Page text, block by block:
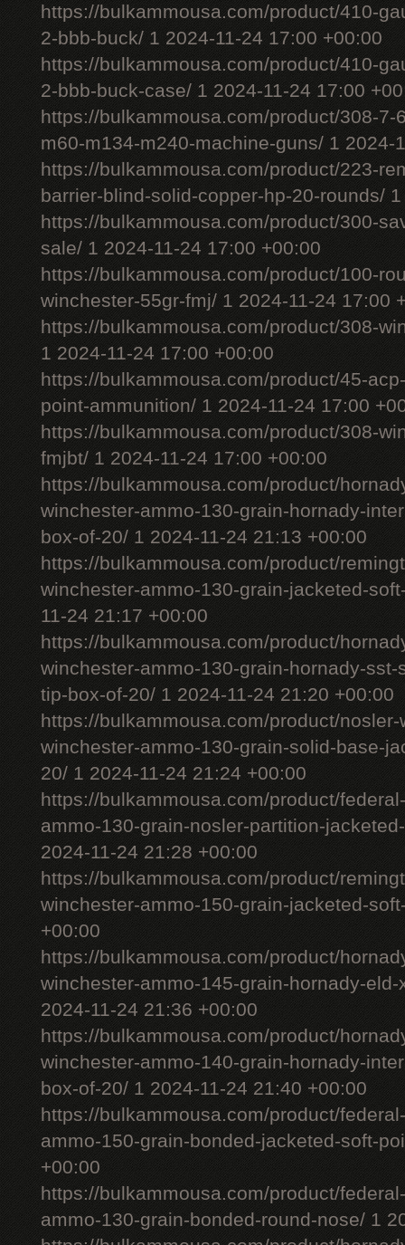
https://bulkammousa.com/product/410-
2-bbb-buck/ 1 2024-11-24 17:00 +00:00
https://bulkammousa.com/product/410-
2-bbb-buck-case/ 1 2024-11-24 17:00
https://bulkammousa.com/product/308-7-
m60-m134-m240-machine-guns/ 1 2024-
https://bulkammousa.com/product/223-
barrier-blind-solid-copper-hp-20-rounds/
https://bulkammousa.com/product/300-
sale/ 1 2024-11-24 17:00 +00:00
https://bulkammousa.com/product/100-
winchester-55gr-fmj/ 1 2024-11-24 17:00
https://bulkammousa.com/product/308-
1 2024-11-24 17:00 +00:00
https://bulkammousa.com/product/45-
point-ammunition/ 1 2024-11-24 17:00
https://bulkammousa.com/product/308-
fmjbt/ 1 2024-11-24 17:00 +00:00
https://bulkammousa.com/product/
winchester-ammo-130-grain-hornady-
box-of-20/ 1 2024-11-24 21:13 +00:00
https://bulkammousa.com/product/
winchester-ammo-130-grain-jacketed-
11-24 21:17 +00:00
https://bulkammousa.com/product/
winchester-ammo-130-grain-hornady-
tip-box-of-20/ 1 2024-11-24 21:20 +00:00
https://bulkammousa.com/product/
winchester-ammo-130-grain-solid-base-
20/ 1 2024-11-24 21:24 +00:00
https://bulkammousa.com/product/
ammo-130-grain-nosler-partition-
2024-11-24 21:28 +00:00
https://bulkammousa.com/product/
winchester-ammo-150-grain-jacketed-
+00:00
https://bulkammousa.com/product/
winchester-ammo-145-grain-hornady-
2024-11-24 21:36 +00:00
https://bulkammousa.com/product/
winchester-ammo-140-grain-hornady-
box-of-20/ 1 2024-11-24 21:40 +00:00
https://bulkammousa.com/product/
ammo-150-grain-bonded-jacketed-soft-
+00:00
https://bulkammousa.com/product/
ammo-130-grain-bonded-round-nose/ 1